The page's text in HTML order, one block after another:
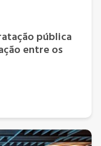
pública
entre os